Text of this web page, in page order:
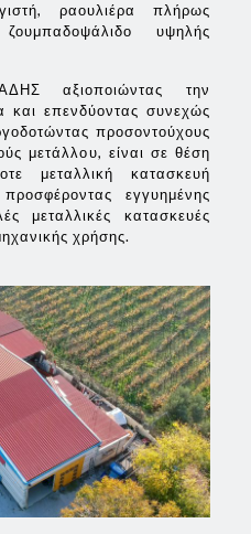
ραουλιέρα πλήρως
υψηλής
αξιοποιώντας την
και επενδύοντας συνεχώς
προσοντούχους
μετάλλου, είναι σε θέση
μεταλλική κατασκευή
εγγυημένης
μεταλλικές κατασκευές
χρήσης.